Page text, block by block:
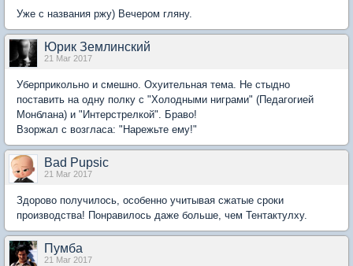
Уже с названия ржу) Вечером гляну.
Юрик Землинский
21 Mar 2017
Уберприкольно и смешно. Охуительная тема. Не стыдно
поставить на одну полку с "Холодными ниграми" (Педагогией
Монблана) и "Интерстрелкой". Браво!
Взоржал с возгласа: "Нарежьте ему!"
Bad Pupsic
21 Mar 2017
Здорово получилось, особенно учитывая сжатые сроки
производства! Понравилось даже больше, чем Тентактулху.
Пумба
21 Mar 2017